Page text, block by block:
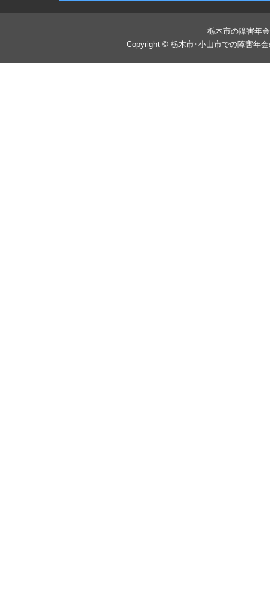
栃木市の障害年
Copyright © 栃木市･小山市での障害年